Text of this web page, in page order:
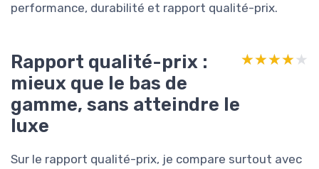
performance, durabilité et rapport qualité-prix.
Rapport qualité-prix :
mieux que le bas de
gamme, sans atteindre le
luxe
★★★★★
★★★★★
Sur le rapport qualité-prix, je compare surtout avec